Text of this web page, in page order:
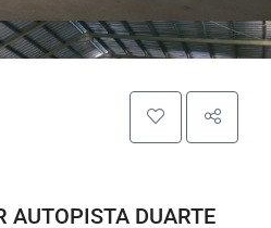
AUTOPISTA DUARTE